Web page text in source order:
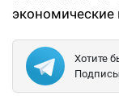
Хотите